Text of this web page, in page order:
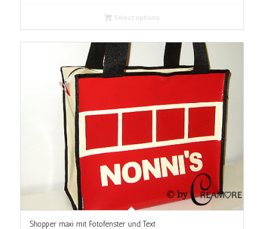
Select options
Shopper maxi mit Fotofenster und Text